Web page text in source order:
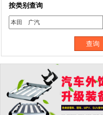
按类别查询
查询